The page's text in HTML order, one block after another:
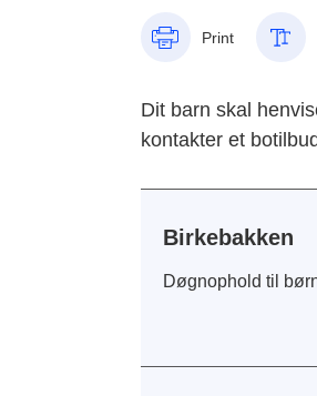
Print
Dit barn skal
kontakter et
Birkebakken
Døgnophold til